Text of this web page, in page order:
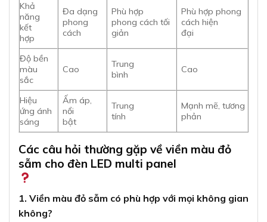
Khả
năng
kết
hợp
Đa dạng
phong
cách
Phù hợp
phong cách tối
giản
Phù hợp phong
cách hiện
đại
Độ bền
màu
sắc
Cao
Trung
bình
Cao
Hiệu
ứng ánh
sáng
Ấm áp,
nổi
bật
Trung
tính
Mạnh mẽ, tương
phản
Các câu hỏi thường gặp về viền màu đỏ
sẫm cho đèn LED multi panel
1. Viền màu đỏ sẫm có phù hợp với mọi không gian
không?